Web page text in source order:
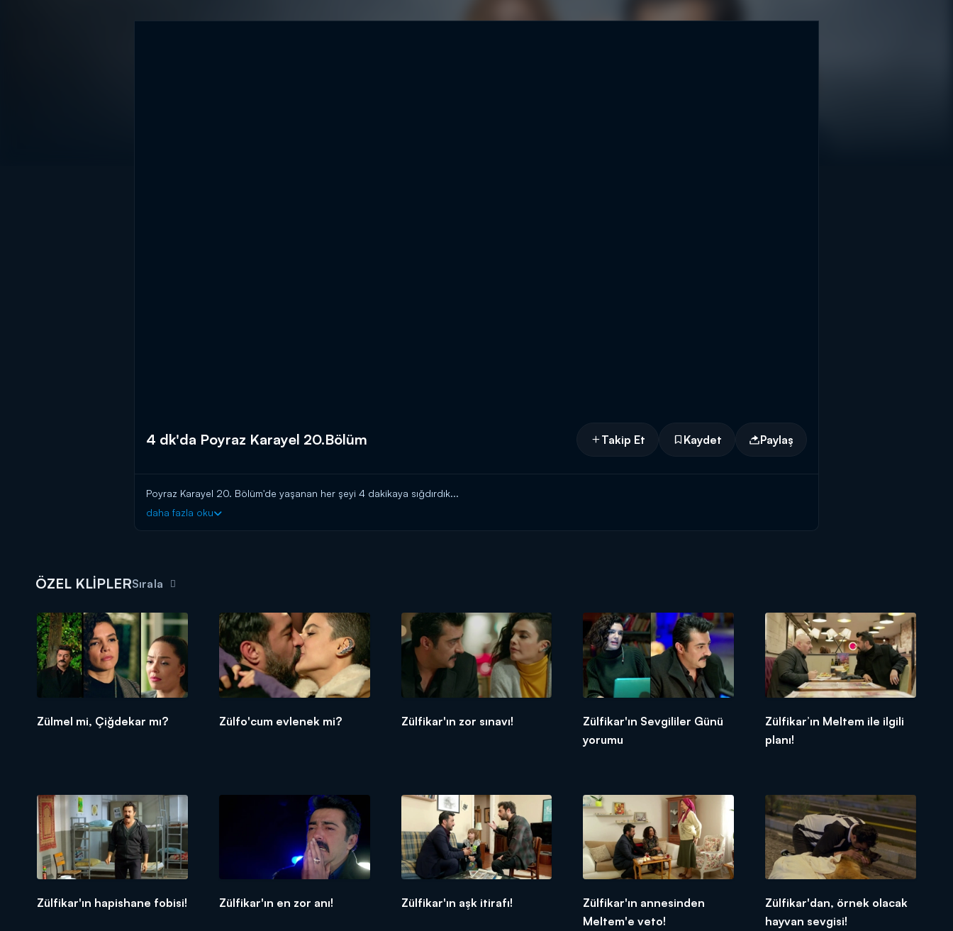
4 dk'da Poyraz Karayel 20.Bölüm Takip Et Kaydet Paylaş
Poyraz Karayel 20. Bölüm'de yaşanan her şeyi 4 dakikaya sığdırdık...
daha fazla oku
ÖZEL KLİPLERSırala
Zülmel mi, Çiğdekar mı? Zülfo'cum evlenek mi? Zülfikar'ın zor sınavı!
Zülfikar'ın Sevgililer Günü
yorumu
Zülfikar’ın Meltem ile ilgili
planı!
Zülfikar'ın hapishane fobisi! Zülfikar'ın en zor anı! Zülfikar'ın aşk itirafı!
Zülfikar'ın annesinden
Meltem'e veto!
Zülfikar'dan, örnek olacak
hayvan sevgisi!